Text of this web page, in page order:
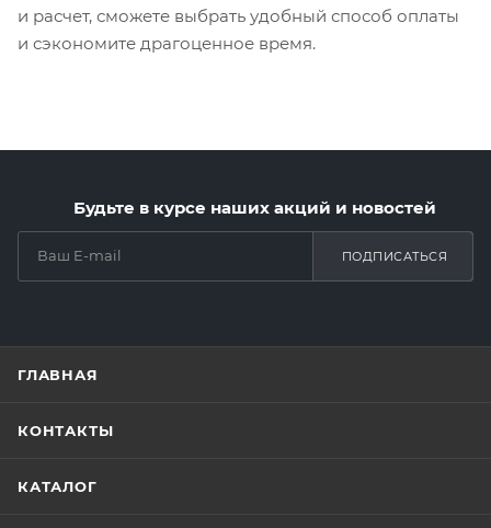
и расчет, сможете выбрать удобный способ оплаты
и сэкономите драгоценное время.
Будьте в курсе наших акций и новостей
ПОДПИСАТЬСЯ
ГЛАВНАЯ
КОНТАКТЫ
КАТАЛОГ